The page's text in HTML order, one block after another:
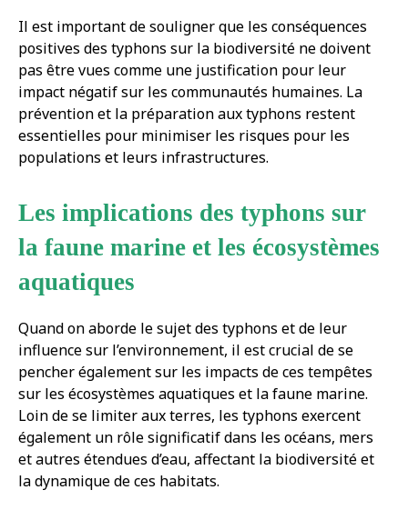
Il est important de souligner que les conséquences
positives des typhons sur la biodiversité ne doivent
pas être vues comme une justification pour leur
impact négatif sur les communautés humaines. La
prévention et la préparation aux typhons restent
essentielles pour minimiser les risques pour les
populations et leurs infrastructures.
Les implications des typhons sur
la faune marine et les écosystèmes
aquatiques
Quand on aborde le sujet des typhons et de leur
influence sur l’environnement, il est crucial de se
pencher également sur les impacts de ces tempêtes
sur les écosystèmes aquatiques et la faune marine.
Loin de se limiter aux terres, les typhons exercent
également un rôle significatif dans les océans, mers
et autres étendues d’eau, affectant la biodiversité et
la dynamique de ces habitats.